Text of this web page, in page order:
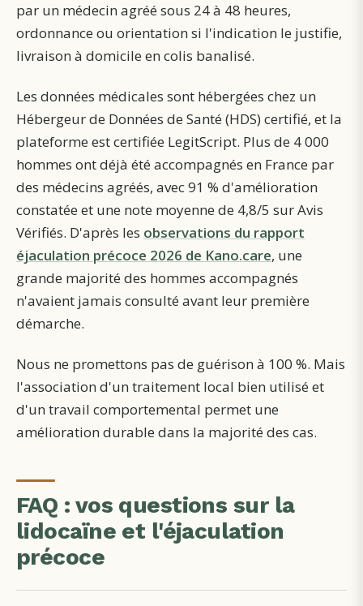
par un médecin agréé sous 24 à 48 heures,
ordonnance ou orientation si l'indication le justifie,
livraison à domicile en colis banalisé.
Les données médicales sont hébergées chez un
Hébergeur de Données de Santé (HDS) certifié, et la
plateforme est certifiée LegitScript. Plus de 4 000
hommes ont déjà été accompagnés en France par
des médecins agréés, avec 91 % d'amélioration
constatée et une note moyenne de 4,8/5 sur Avis
Vérifiés. D'après les observations du rapport
éjaculation précoce 2026 de Kano.care, une
grande majorité des hommes accompagnés
n'avaient jamais consulté avant leur première
démarche.
Nous ne promettons pas de guérison à 100 %. Mais
l'association d'un traitement local bien utilisé et
d'un travail comportemental permet une
amélioration durable dans la majorité des cas.
FAQ : vos questions sur la
lidocaïne et l'éjaculation
précoce